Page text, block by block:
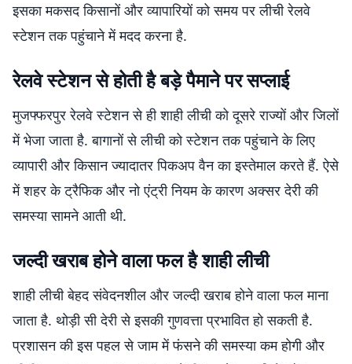
इसका मकसद किसानों और व्यापारियों को समय पर लीची रेलवे
स्टेशन तक पहुंचाने में मदद करना है.
रेलवे स्टेशन से होती है बड़े पैमाने पर सप्लाई
मुजफ्फरपुर रेलवे स्टेशन से ही शाही लीची को दूसरे राज्यों और जिलों
में भेजा जाता है. बागानों से लीची को स्टेशन तक पहुंचाने के लिए
व्यापारी और किसान ज्यादातर पिकअप वैन का इस्तेमाल करते हैं. ऐसे
में शहर के ट्रैफिक और नो एंट्री नियम के कारण अक्सर देरी की
समस्या सामने आती थी.
जल्दी खराब होने वाला फल है शाही लीची
शाही लीची बेहद संवेदनशील और जल्दी खराब होने वाला फल माना
जाता है. थोड़ी सी देरी से इसकी गुणवत्ता प्रभावित हो सकती है.
प्रशासन की इस पहल से जाम में फंसने की समस्या कम होगी और